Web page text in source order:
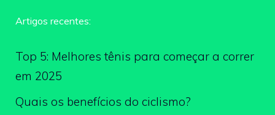
Artigos recentes:
Top 5: Melhores tênis para começar a correr
em 2025
Quais os benefícios do ciclismo?